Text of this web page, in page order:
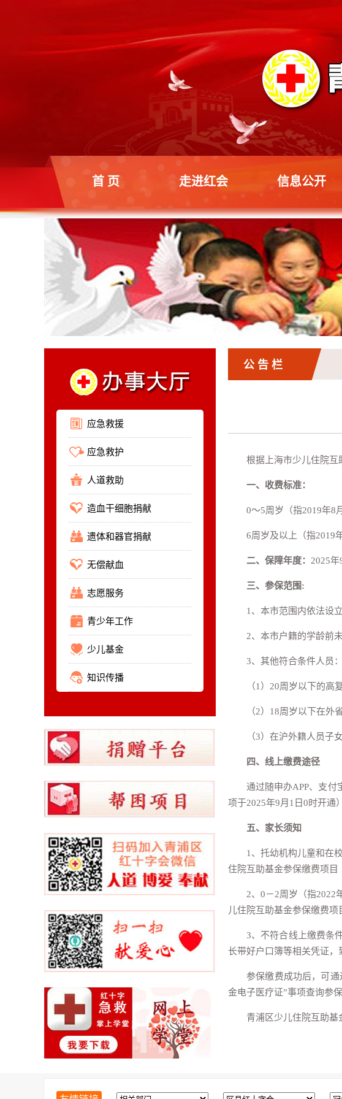
首 页 走进红会 信息公开
应急救援
应急救护
人道救助
造血干细胞捐献
遗体和器官捐献
无偿献血
志愿服务
青少年工作
少儿基金
知识传播
公告栏
根据上海市少儿住院互
一、收费标准：
0～5周岁（指2019年8
6周岁及以上（指2019
二、保障年度： 2025年
三、参保范围:
1、本市范围内依法设
2、本市户籍的学龄前
3、其他符合条件人员：
（1）20周岁以下的高
（2）18周岁以下在外
（3）在沪外籍人员子
四、线上缴费途径
通过随申办APP、支付
项于2025年9月1日0时开通
五、家长须知
1、托幼机构儿童和在
住院互助基金参保缴费项目
2、0－2周岁（指2022
儿住院互助基金参保缴费项
3、不符合线上缴费条
长带好户口簿等相关凭证，
参保缴费成功后，可
金电子医疗证”事项查询参保
青浦区少儿住院互助基